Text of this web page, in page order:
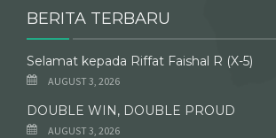
BERITA TERBARU
Selamat kepada Riffat Faishal R (X-5)
AUGUST 3, 2026
DOUBLE WIN, DOUBLE PROUD
AUGUST 3, 2026